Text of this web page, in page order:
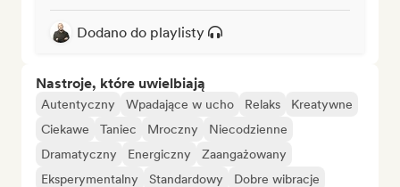
Dodano do playlisty
Nastroje, które uwielbiają
Autentyczny Wpadające w ucho Relaks
Kreatywne
Ciekawe
Taniec Mroczny
Niecodzienne
Dramatyczny
Energiczny
Zaangażowany
Eksperymentalny
Standardowy
Dobre wibracje